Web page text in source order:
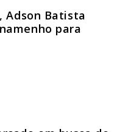
Adson Batista
para